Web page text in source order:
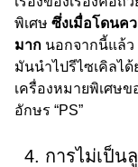
พิเศษ ซึ่งเมื่อโดนค
มาก นอกจากนี้แล้ว
มันนำไปรีไซเคิลไ
เครื่องหมายพิเศษ
อักษร “PS”
4. การไม่เป็น